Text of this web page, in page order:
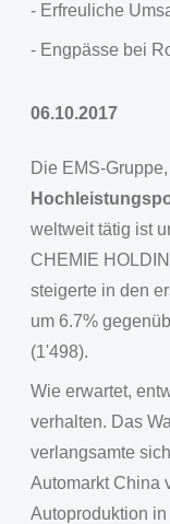
- Erfreuliche
- Engpässe bei
06.10.2017
Die EMS-
weltweit tätig ist
CHEMIE
steigerte in den
um 6.7%
(1'498).
Wie erwartet,
verhalten. Das
verlangsamte
Automarkt China
Autoproduktion